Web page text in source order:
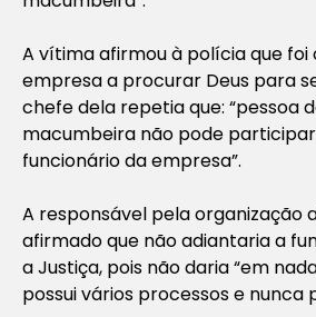
A vítima afirmou à polícia que
empresa a procurar Deus para
chefe dela repetia que: “pessoa
macumbeira não pode
funcionário da empresa”.
A responsável pela organização
afirmado que não adiantaria a
a Justiça, pois não daria “em
possui vários processos e nunca